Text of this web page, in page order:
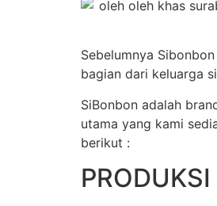
Sebelumnya
bagian dari keluarga
SiBonbon adalah
utama yang kami
berikut :